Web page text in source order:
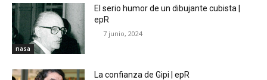
nasa
El serio humor de un dibujante cubista |
epR
7 junio, 2024
La confianza de Gipi | epR